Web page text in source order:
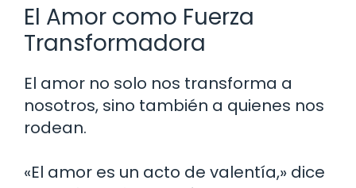
El Amor como Fuerza
Transformadora
El amor no solo nos transforma a
nosotros, sino también a quienes nos
rodean.
«El amor es un acto de valentía,» dice